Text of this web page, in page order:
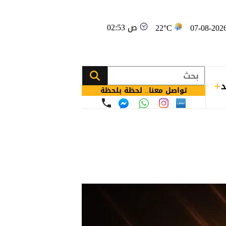
22°C 02:53 ص
تواصل معنا.. لحظة بلحظة